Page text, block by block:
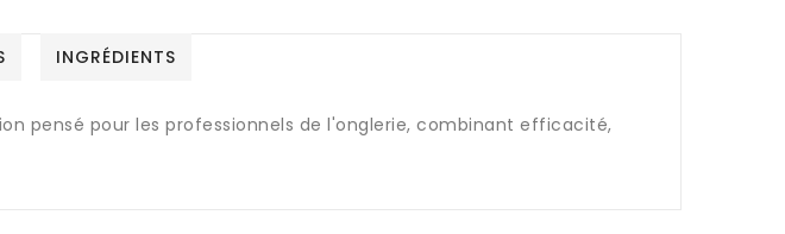
INGRÉDIENTS
pensé pour les professionnels de l'onglerie, combinant efficacité,